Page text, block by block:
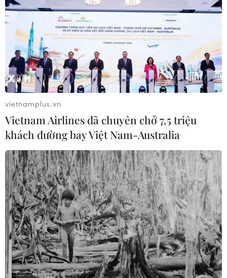
vietnamplus.vn
Vietnam Airlines đã chuyên chở 7,5 triệu
khách đường bay Việt Nam-Australia